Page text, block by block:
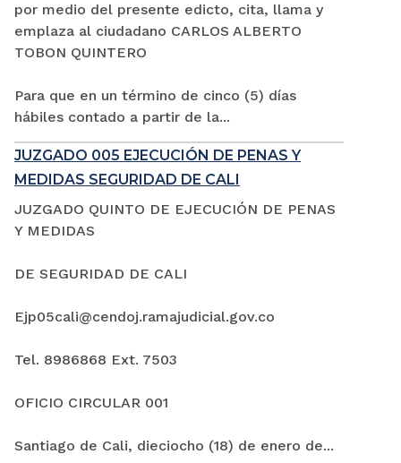
por medio del presente edicto, cita, llama y
emplaza al ciudadano CARLOS ALBERTO
TOBON QUINTERO
Para que en un término de cinco (5) días
hábiles contado a partir de la...
JUZGADO 005 EJECUCIÓN DE PENAS Y
MEDIDAS SEGURIDAD DE CALI
JUZGADO QUINTO DE EJECUCIÓN DE PENAS
Y MEDIDAS
DE SEGURIDAD DE CALI
Ejp05cali@cendoj.ramajudicial.gov.co
Tel. 8986868 Ext. 7503
OFICIO CIRCULAR 001
Santiago de Cali, dieciocho (18) de enero de...